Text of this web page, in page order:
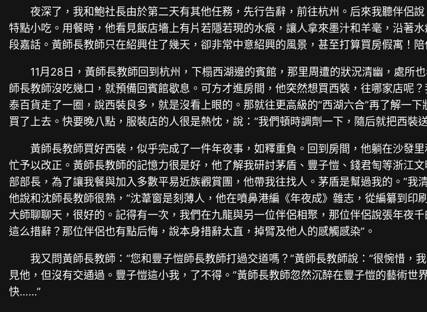
夜深了，我和鮑社長由於第二天有其他任務，先行告辭，前往杭州。后來我聽伴侶
特點小吃。用餐時，他看見飯店墻上有片若隱若現的水痕，讓人拿來墨汁和羊毫，沿著
段嘉話。黃師長教師只在紹興住了幾天，卻非常中意紹興的風景，甚至打算買房假寓！
11月28日，黃師長教師回到杭州，下榻西湖邊的賓館，那里周遭的狀況清幽，處所
師長教師沒吃幾口，就預備回賓館歇息。可方才進房間，他突然想買西裝，往哪家店呢
泰百貨走了一圈，說西裝良多，就是沒看上眼的。那就往更高級的“西湖六合”再了解一
買了上去。快要晚八點，服裝店的人很是熱忱，說：“我們頓時調劑一下，隨后就把西裝
黃師長教師買好西裝，似乎完成了一件年夜事，如釋重負。回到房間，他躺在沙發
忙予以改正。黃師長教師的記憶力很是好，他了解我研討茅盾、豐子愷、錢君匋等浙江
部部長，為了讓我餐與加入多數平易近族觀賞團，他帶我往找人。茅盾是幫過我的。”
他說和沈師長教師很熟，“沈葦窗是刻薄人，他在噴鼻港編《年夜成》雜志，從編纂到
大師聊聊天，很好的。記得有一次，我們在九龍與另一位伴侶相聚，那位伴侶說張年夜
這么措辭？那位伴侶也有點后悔，說本身措辭太直，掉臂及他人的感觸感染”。
我又問黃師長教師：“您和豐子愷師長教師打過交道嗎？”黃師長教師說：“很惋惜
見他，但沒有交通過。豐子愷這小我，了不得。”黃師長教師忽然沉醉在豐子愷的藝術
快……”